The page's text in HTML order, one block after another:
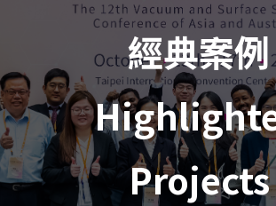
經典案例
Projects